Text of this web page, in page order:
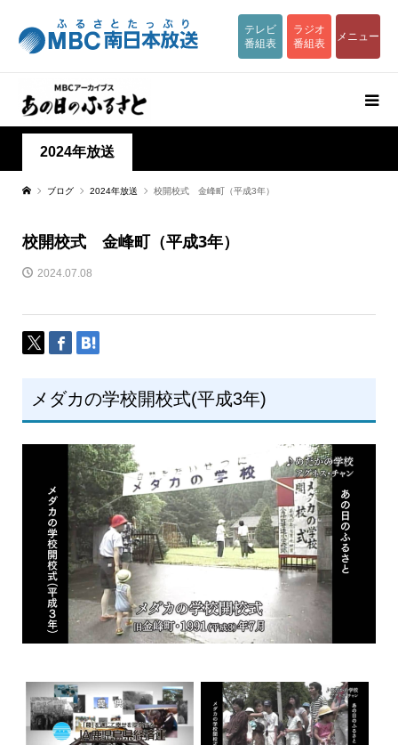
テレビ
番組表
ラジオ
番組表
メニュー
2024年放送
ブログ 2024年放送 校開校式 金峰町（平成3年）
校開校式 金峰町（平成3年）
2024.07.08
メダカの学校開校式(平成3年)